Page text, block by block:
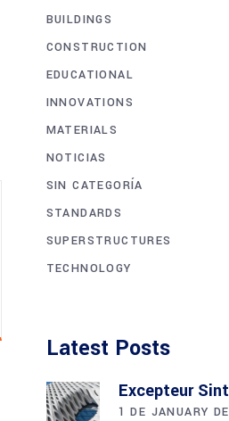
BUILDINGS
CONSTRUCTION
EDUCATIONAL
INNOVATIONS
MATERIALS
NOTICIAS
SIN CATEGORÍA
STANDARDS
SUPERSTRUCTURES
TECHNOLOGY
Latest Posts
Excepteur Sint
1 DE JANUARY DE